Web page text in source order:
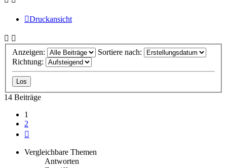
Druckansicht
Anzeigen:
Sortiere nach:
Richtung:
14 Beiträge
1
2
Vergleichbare Themen
Antworten